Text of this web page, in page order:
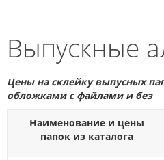
Выпускные
Цены на склейку выпусных
обложками с файлами и без
Наименование и цены
папок из каталога